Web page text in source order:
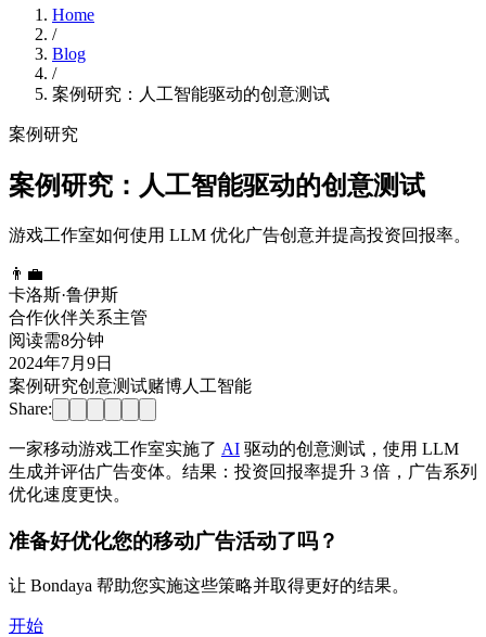
Home
/
Blog
/
案例研究：人工智能驱动的创意测试
案例研究
案例研究：人工智能驱动的创意测试
游戏工作室如何使用 LLM 优化广告创意并提高投资回报率。
👨‍💼
卡洛斯·鲁伊斯
合作伙伴关系主管
阅读需8分钟
2024年7月9日
案例研究创意测试赌博人工智能
Share:
一家移动游戏工作室实施了 AI 驱动的创意测试，使用 LLM
生成并评估广告变体。结果：投资回报率提升 3 倍，广告系列
优化速度更快。
准备好优化您的移动广告活动了吗？
让 Bondaya 帮助您实施这些策略并取得更好的结果。
开始